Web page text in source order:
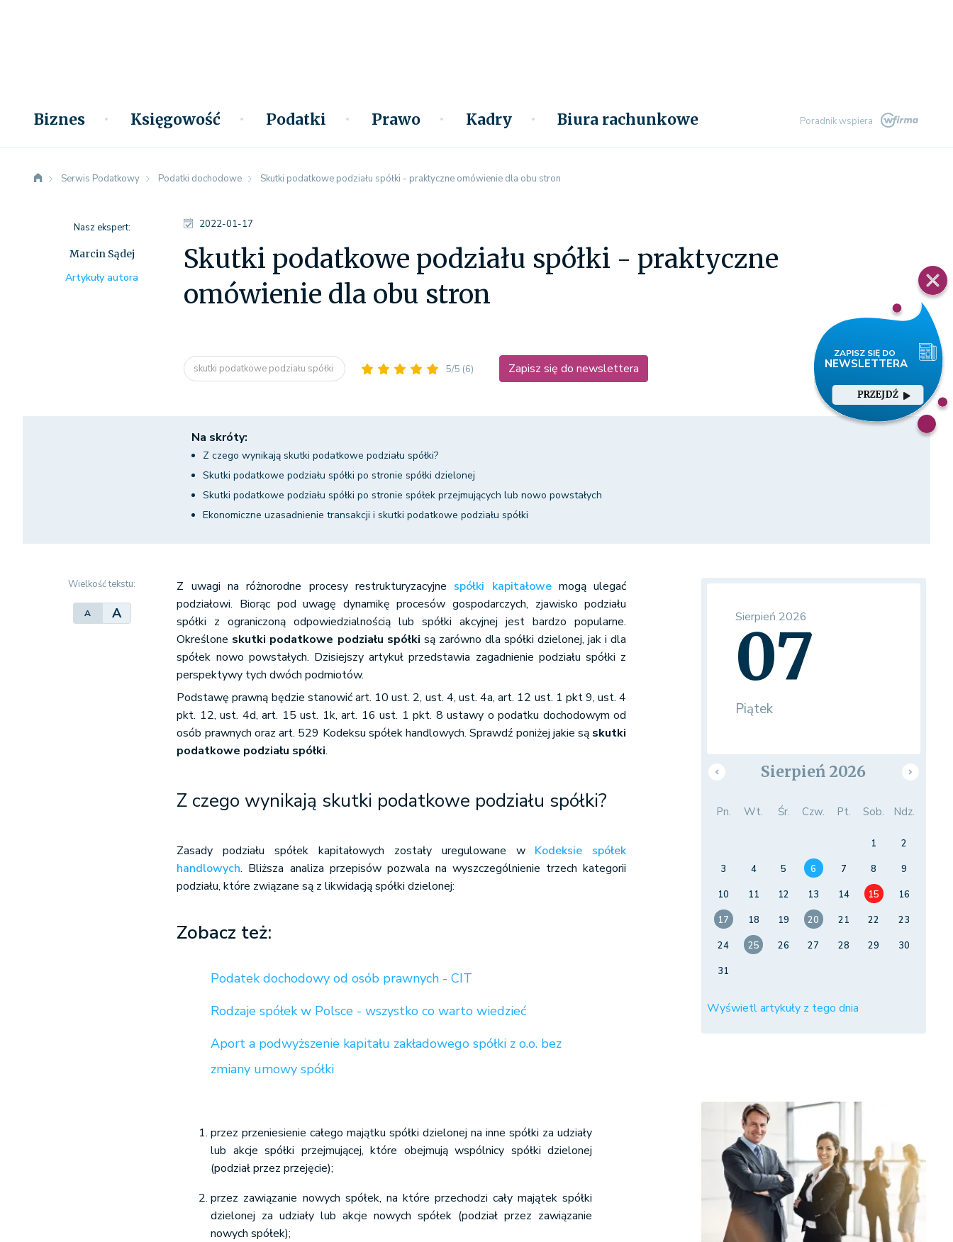
Biznes Księgowość Podatki Prawo Kadry Biura rachunkowe Poradnik wspiera
PRZEJDŹ
Serwis Podatkowy Podatki dochodowe Skutki podatkowe podziału spółki - praktyczne omówienie dla obu stron
2022-01-17
Skutki podatkowe podziału spółki - praktyczne
omówienie dla obu stron
skutki podatkowe podziału spółki 5/5 (6) Zapisz się do newslettera
Nasz ekspert:
Marcin Sądej
Artykuły autora
Na skróty:
Z czego wynikają skutki podatkowe podziału spółki?
Skutki podatkowe podziału spółki po stronie spółki dzielonej
Skutki podatkowe podziału spółki po stronie spółek przejmujących lub nowo powstałych
Ekonomiczne uzasadnienie transakcji i skutki podatkowe podziału spółki
Wielkość tekstu:
A A
Z uwagi na różnorodne procesy restrukturyzacyjne spółki kapitałowemogą ulegać
podziałowi. Biorąc pod uwagę dynamikę procesów gospodarczych, zjawisko podziału
spółki z ograniczoną odpowiedzialnością lub spółki akcyjnej jest bardzo popularne.
Określone skutki podatkowe podziału spółki są zarówno dla spółki dzielonej, jak i dla
spółek nowo powstałych. Dzisiejszy artykuł przedstawia zagadnienie podziału spółki z
perspektywy tych dwóch podmiotów.
Podstawę prawną będzie stanowić art. 10 ust. 2, ust. 4, ust. 4a, art. 12 ust. 1 pkt 9, ust. 4
pkt. 12, ust. 4d, art. 15 ust. 1k, art. 16 ust. 1 pkt. 8 ustawy o podatku dochodowym od
osób prawnych oraz art. 529 Kodeksu spółek handlowych. Sprawdź poniżej jakie są skutki
podatkowe podziału spółki.
Z czego wynikają skutki podatkowe podziału spółki?
Zasady podziału spółek kapitałowych zostały uregulowane w Kodeksie spółek
handlowych. Bliższa analiza przepisów pozwala na wyszczególnienie trzech kategorii
podziału, które związane są z likwidacją spółki dzielonej:
Zobacz też:
Podatek dochodowy od osób prawnych - CIT
Rodzaje spółek w Polsce - wszystko co warto wiedzieć
Aport a podwyższenie kapitału zakładowego spółki z o.o. bez
zmiany umowy spółki
przez przeniesienie całego majątku spółki dzielonej na inne spółki za udziały
lub akcje spółki przejmującej, które obejmują wspólnicy spółki dzielonej
(podział przez przejęcie);
przez zawiązanie nowych spółek, na które przechodzi cały majątek spółki
dzielonej za udziały lub akcje nowych spółek (podział przez zawiązanie
nowych spółek);
Sierpień 2026
07
Piątek
Sierpień 2026
Pn. Wt. Śr. Czw. Pt. Sob. Ndz.
1
2
3
4 5 6 7 8
9
10
11 12 13 14 15
16
17
18 19 20 21 22
23
24
25 26 27 28 29
30
31
Wyświetl artykuły z tego dnia